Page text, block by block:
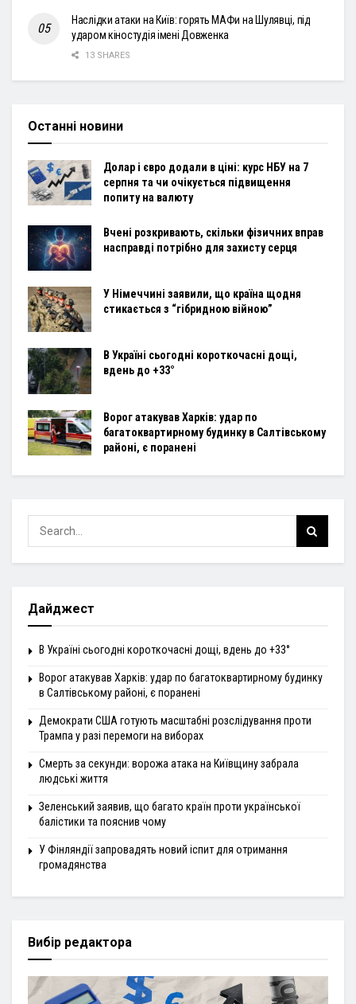
Наслідки атаки на Київ: горять МАФи на Шулявці, під
ударом кіностудія імені Довженка
13 SHARES
Останні новини
Долар і євро додали в ціні: курс НБУ на 7
серпня та чи очікується підвищення
попиту на валюту
Вчені розкривають, скільки фізичних вправ
насправді потрібно для захисту серця
У Німеччині заявили, що країна щодня
стикається з “гібридною війною”
В Україні сьогодні короткочасні дощі,
вдень до +33°
Ворог атакував Харків: удар по
багатоквартирному будинку в Салтівському
районі, є поранені
Дайджест
В Україні сьогодні короткочасні дощі, вдень до +33°
Ворог атакував Харків: удар по багатоквартирному будинку
в Салтівському районі, є поранені
Демократи США готують масштабні розслідування проти
Трампа у разі перемоги на виборах
Смерть за секунди: ворожа атака на Київщину забрала
людські життя
Зеленський заявив, що багато країн проти української
балістики та пояснив чому
У Фінляндії запровадять новий іспит для отримання
громадянства
Вибір редактора